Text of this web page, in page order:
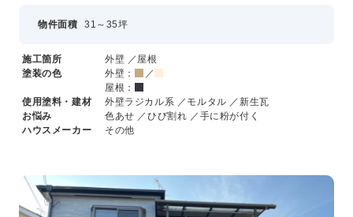
物件面積 31～35坪
施工箇所
外壁 ／屋根
塗装の色
外壁：
／
屋根：
使用塗料・建材
外壁ラジカル系 ／モルタル ／新生瓦
お悩み
色あせ ／ひび割れ ／手に粉が付く
ハウスメーカー
その他